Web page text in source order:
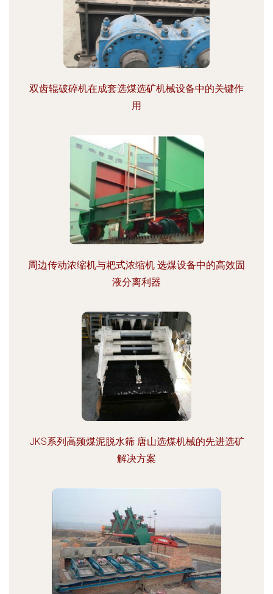
双齿辊破碎机在成套选煤选矿机械设备中的关键作
用
周边传动浓缩机与耙式浓缩机 选煤设备中的高效固
液分离利器
JKS系列高频煤泥脱水筛 唐山选煤机械的先进选矿
解决方案